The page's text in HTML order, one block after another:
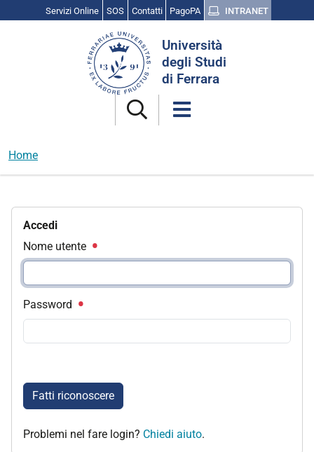
Servizi Online SOS Contatti PagoPA INTRANET
Università
degli Studi
di Ferrara
Home
Accedi
Nome utente
Password
Fatti riconoscere
Problemi nel fare login? Chiedi aiuto.